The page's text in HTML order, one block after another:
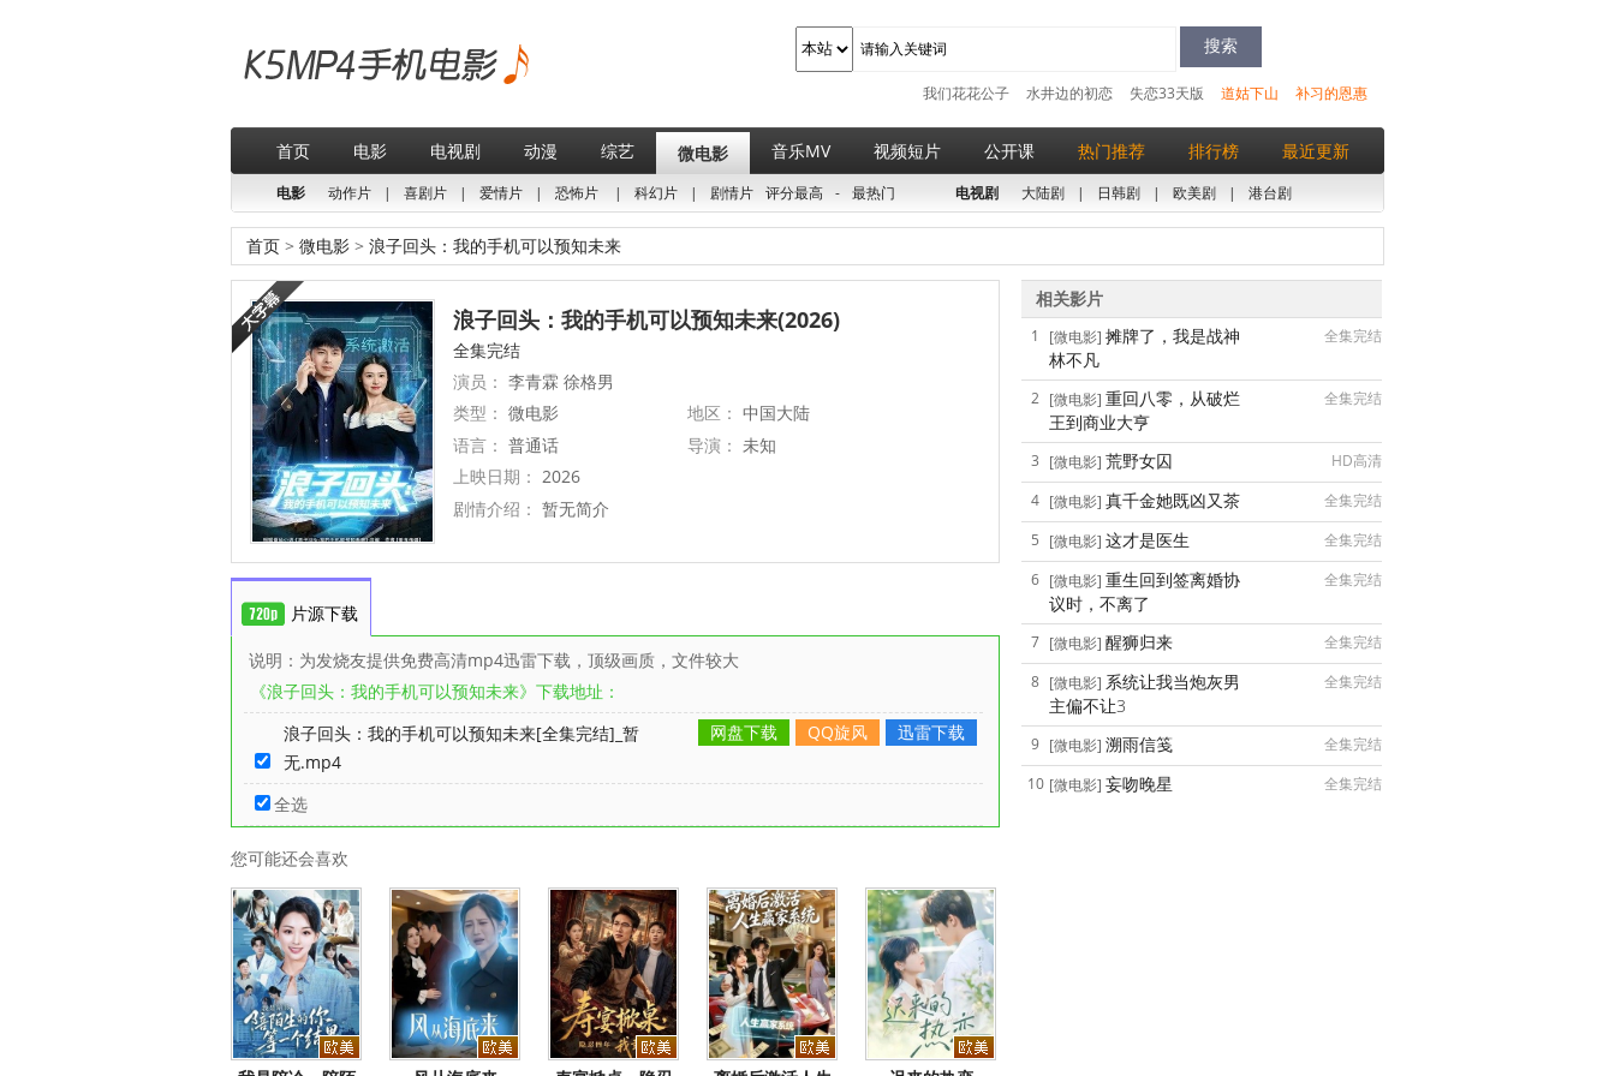
补习的恩惠
道姑下山
失恋33天版
水井边的初恋
我们花花公子
首页 电影 电视剧 动漫 综艺 微电影 音乐MV 视频短片 公开课 热门推荐 排行榜 最近更新
电影 动作片 | 喜剧片 | 爱情片 | 恐怖片 | 科幻片 | 剧情片 评分最高 - 最热门 电视剧 大陆剧 | 日韩剧 | 欧美剧 | 港台剧
首页 > 微电影 > 浪子回头：我的手机可以预知未来
浪子回头：我的手机可以预知未来(2026)
全集完结
演员： 李青霖 徐格男
类型： 微电影 地区： 中国大陆
语言： 普通话 导演： 未知
上映日期： 2026
剧情介绍： 暂无简介
片源下载
说明：为发烧友提供免费高清mp4迅雷下载，顶级画质，文件较大
《浪子回头：我的手机可以预知未来》下载地址：
浪子回头：我的手机可以预知未来[全集完结]_暂
无.mp4
迅雷下载
QQ旋风
网盘下载
全选
您可能还会喜欢
相关影片
1 [微电影] 摊牌了，我是战神
林不凡
全集完结
2 [微电影] 重回八零，从破烂
王到商业大亨
全集完结
3 [微电影] 荒野女囚
HD高清
4 [微电影] 真千金她既凶又茶
全集完结
5 [微电影] 这才是医生
全集完结
6 [微电影] 重生回到签离婚协
议时，不离了
全集完结
7 [微电影] 醒狮归来
全集完结
8 [微电影] 系统让我当炮灰男
主偏不让3
全集完结
9 [微电影] 溯雨信笺
全集完结
10 [微电影] 妄吻晚星 全集完结